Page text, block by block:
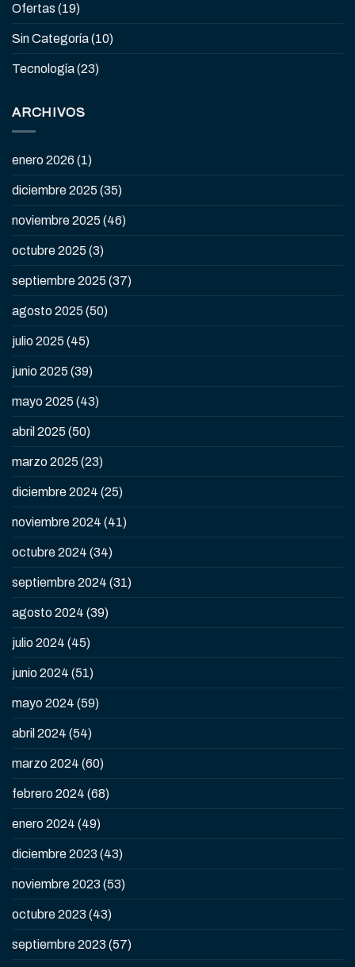
Ofertas (19)
Sin Categoría(10)
Tecnología(23)
ARCHIVOS
enero 2026 (1)
diciembre 2025 (35)
noviembre 2025 (46)
octubre 2025 (3)
septiembre 2025 (37)
agosto 2025 (50)
julio 2025 (45)
junio 2025 (39)
mayo 2025 (43)
abril 2025 (50)
marzo 2025 (23)
diciembre 2024 (25)
noviembre 2024 (41)
octubre 2024 (34)
septiembre 2024 (31)
agosto 2024 (39)
julio 2024 (45)
junio 2024 (51)
mayo 2024 (59)
abril 2024 (54)
marzo 2024 (60)
febrero 2024 (68)
enero 2024 (49)
diciembre 2023 (43)
noviembre 2023 (53)
octubre 2023 (43)
septiembre 2023 (57)